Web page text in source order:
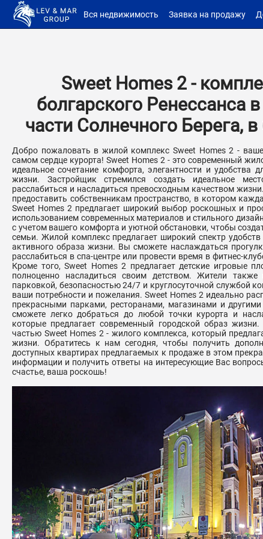
Вся недвижимость Заявка на продажу
Sweet Homes 2 -
болгарского Ренессанса
части Солнечного Берега,
Добро пожаловать в жилой комплекс Sweet Homes 2 -
самом сердце курорта! Sweet Homes 2 - это современный
идеальное сочетание комфорта, элегантности и удобства
жизни. Застройщик стремился создать идеальное
расслабиться и насладиться превосходным качеством
предоставить собственникам пространство, в котором
Sweet Homes 2 предлагает широкий выбор роскошных и
использованием современных материалов и стильного
с учетом вашего комфорта и уютной обстановки, чтобы
семьи. Жилой комплекс предлагает широкий спектр
активного образа жизни. Вы сможете наслаждаться
расслабиться в спа-центре или провести время в фитнес-
Кроме того, Sweet Homes 2 предлагает детские игровые
полноценно насладиться своим детством. Жители также
парковкой, безопасностью 24/7 и круглосуточной службой
ваши потребности и пожелания. Sweet Homes 2 идеально
прекрасными парками, ресторанами, магазинами и
сможете легко добраться до любой точки курорта и
которые предлагает современный городской образ
частью Sweet Homes 2 - жилого комплекса, который
жизни. Обратитесь к нам сегодня, чтобы получить
доступных квартирах предлагаемых к продаже в этом
информации и получить ответы на интересующие Вас
счастье, ваша роскошь!